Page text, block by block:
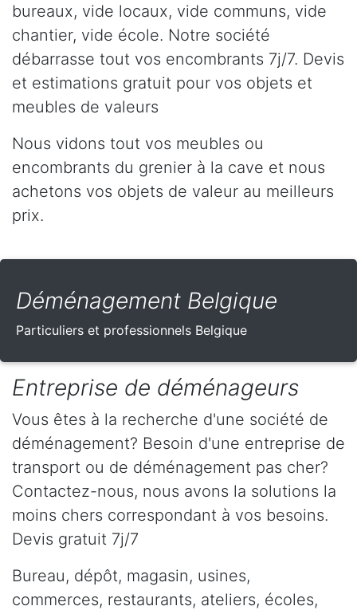
bureaux, vide locaux, vide communs, vide
chantier, vide école. Notre société
débarrasse tout vos encombrants 7j/7. Devis
et estimations gratuit pour vos objets et
meubles de valeurs
Nous vidons tout vos meubles ou
encombrants du grenier à la cave et nous
achetons vos objets de valeur au meilleurs
prix.
Déménagement Belgique
Particuliers et professionnels Belgique
Entreprise de déménageurs
Vous êtes à la recherche d'une société de
déménagement? Besoin d'une entreprise de
transport ou de déménagement pas cher?
Contactez-nous, nous avons la solutions la
moins chers correspondant à vos besoins.
Devis gratuit 7j/7
Bureau, dépôt, magasin, usines,
commerces, restaurants, ateliers, écoles,